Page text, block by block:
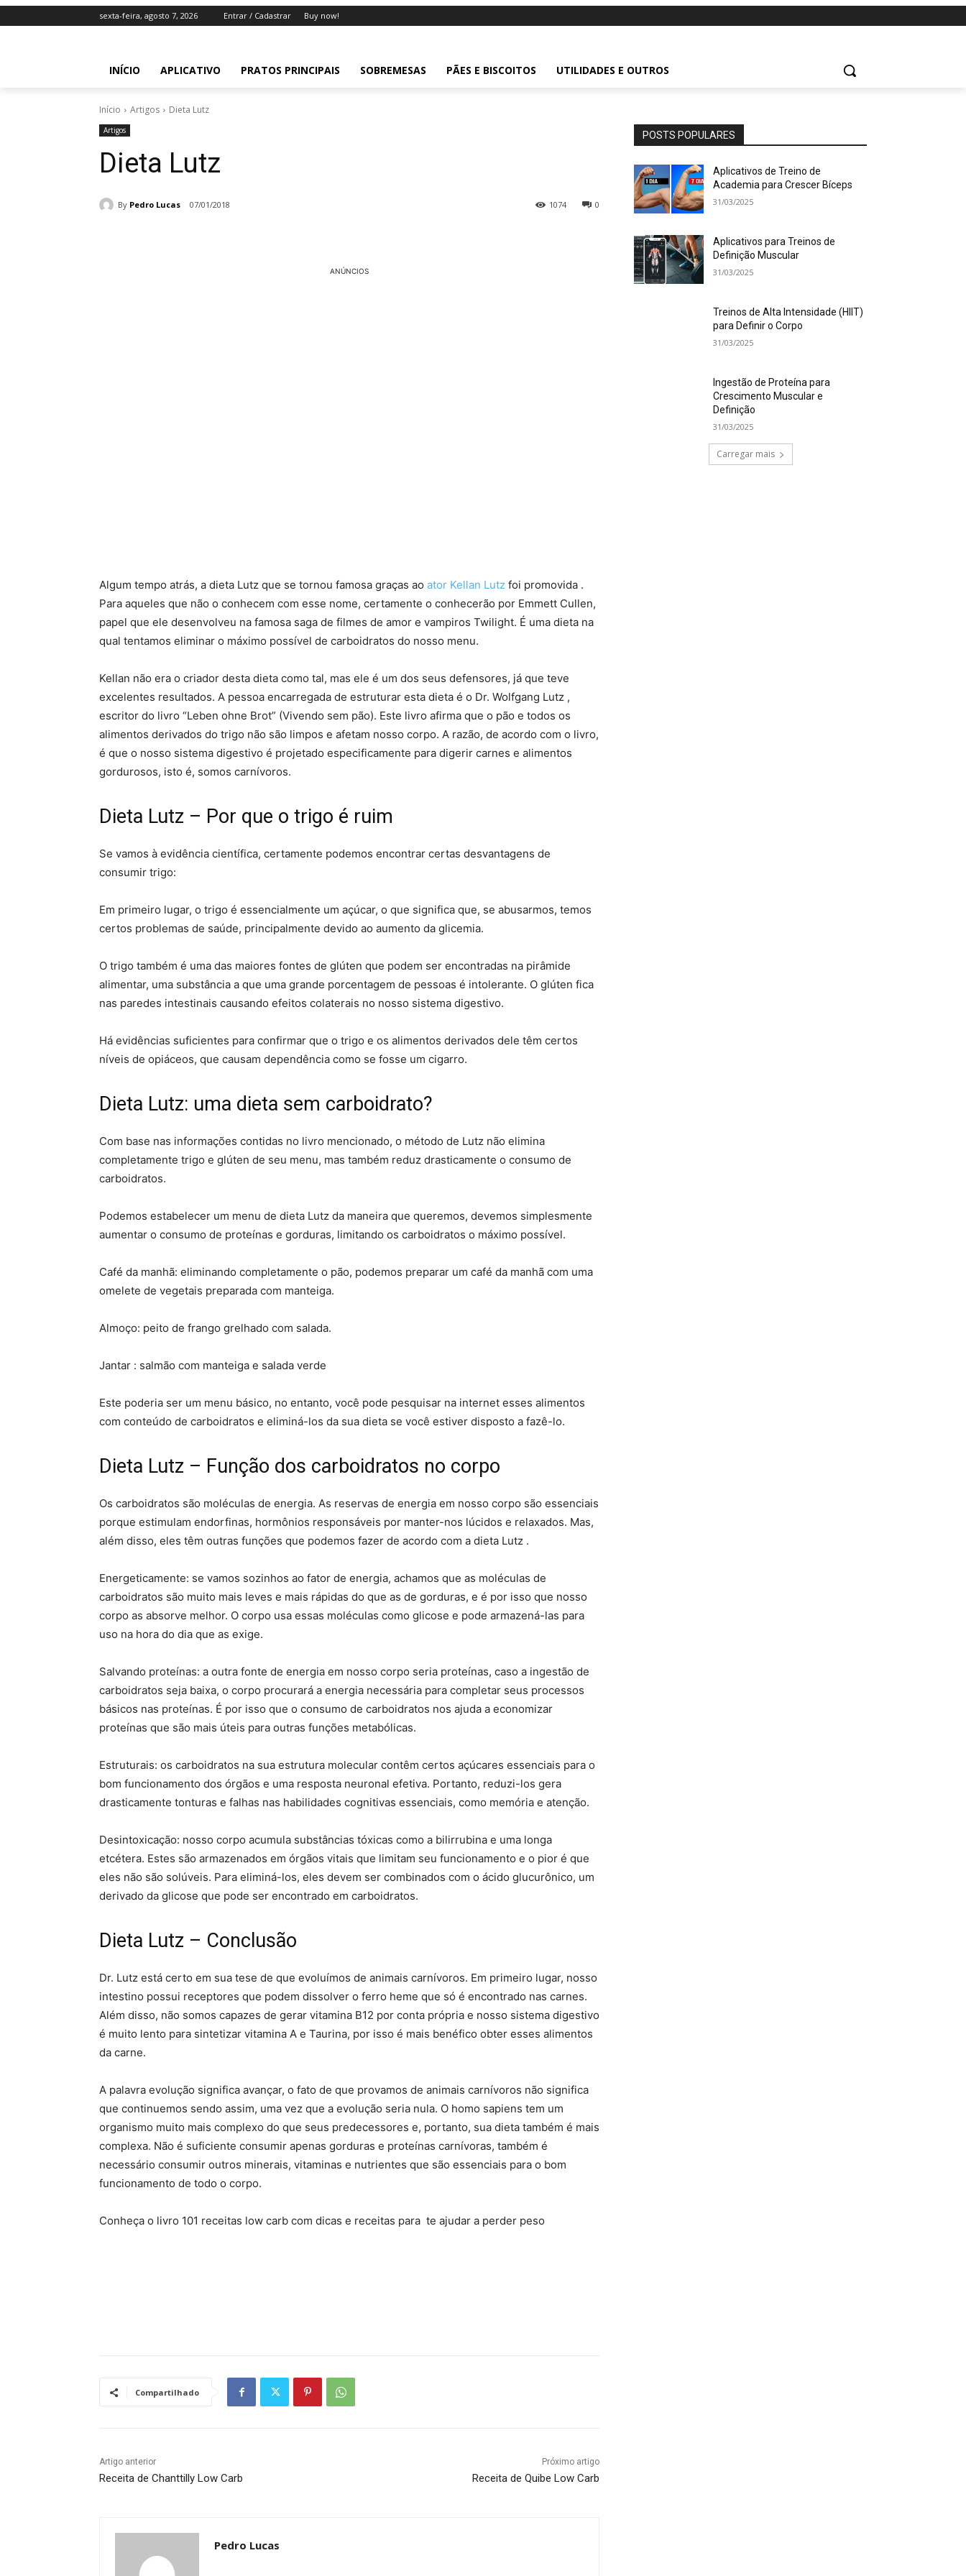
sexta-feira, agosto 7, 2026 Entrar / Cadastrar Buy now!
INÍCIO APLICATIVO PRATOS PRINCIPAIS SOBREMESAS PÃES E BISCOITOS UTILIDADES E OUTROS
Início Artigos Dieta Lutz
Artigos
Dieta Lutz
By Pedro Lucas 07/01/2018 0
1074
ANÚNCIOS
Algum tempo atrás, a dieta Lutz que se tornou famosa graças ao ator Kellan Lutz foi promovida .
Para aqueles que não o conhecem com esse nome, certamente o conhecerão por Emmett Cullen,
papel que ele desenvolveu na famosa saga de filmes de amor e vampiros Twilight. É uma dieta na
qual tentamos eliminar o máximo possível de carboidratos do nosso menu.
Kellan não era o criador desta dieta como tal, mas ele é um dos seus defensores, já que teve
excelentes resultados. A pessoa encarregada de estruturar esta dieta é o Dr. Wolfgang Lutz ,
escritor do livro “Leben ohne Brot” (Vivendo sem pão). Este livro afirma que o pão e todos os
alimentos derivados do trigo não são limpos e afetam nosso corpo. A razão, de acordo com o livro,
é que o nosso sistema digestivo é projetado especificamente para digerir carnes e alimentos
gordurosos, isto é, somos carnívoros.
Dieta Lutz – Por que o trigo é ruim
Se vamos à evidência científica, certamente podemos encontrar certas desvantagens de
consumir trigo:
Em primeiro lugar, o trigo é essencialmente um açúcar, o que significa que, se abusarmos, temos
certos problemas de saúde, principalmente devido ao aumento da glicemia.
O trigo também é uma das maiores fontes de glúten que podem ser encontradas na pirâmide
alimentar, uma substância a que uma grande porcentagem de pessoas é intolerante. O glúten fica
nas paredes intestinais causando efeitos colaterais no nosso sistema digestivo.
Há evidências suficientes para confirmar que o trigo e os alimentos derivados dele têm certos
níveis de opiáceos, que causam dependência como se fosse um cigarro.
Dieta Lutz: uma dieta sem carboidrato?
Com base nas informações contidas no livro mencionado, o método de Lutz não elimina
completamente trigo e glúten de seu menu, mas também reduz drasticamente o consumo de
carboidratos.
Podemos estabelecer um menu de dieta Lutz da maneira que queremos, devemos simplesmente
aumentar o consumo de proteínas e gorduras, limitando os carboidratos o máximo possível.
Café da manhã: eliminando completamente o pão, podemos preparar um café da manhã com uma
omelete de vegetais preparada com manteiga.
Almoço: peito de frango grelhado com salada.
Jantar : salmão com manteiga e salada verde
Este poderia ser um menu básico, no entanto, você pode pesquisar na internet esses alimentos
com conteúdo de carboidratos e eliminá-los da sua dieta se você estiver disposto a fazê-lo.
Dieta Lutz – Função dos carboidratos no corpo
Os carboidratos são moléculas de energia. As reservas de energia em nosso corpo são essenciais
porque estimulam endorfinas, hormônios responsáveis ​​por manter-nos lúcidos e relaxados. Mas,
além disso, eles têm outras funções que podemos fazer de acordo com a dieta Lutz .
Energeticamente: se vamos sozinhos ao fator de energia, achamos que as moléculas de
carboidratos são muito mais leves e mais rápidas do que as de gorduras, e é por isso que nosso
corpo as absorve melhor. O corpo usa essas moléculas como glicose e pode armazená-las para
uso na hora do dia que as exige.
Salvando proteínas: a outra fonte de energia em nosso corpo seria proteínas, caso a ingestão de
carboidratos seja baixa, o corpo procurará a energia necessária para completar seus processos
básicos nas proteínas. É por isso que o consumo de carboidratos nos ajuda a economizar
proteínas que são mais úteis para outras funções metabólicas.
Estruturais: os carboidratos na sua estrutura molecular contêm certos açúcares essenciais para o
bom funcionamento dos órgãos e uma resposta neuronal efetiva. Portanto, reduzi-los gera
drasticamente tonturas e falhas nas habilidades cognitivas essenciais, como memória e atenção.
Desintoxicação: nosso corpo acumula substâncias tóxicas como a bilirrubina e uma longa
etcétera. Estes são armazenados em órgãos vitais que limitam seu funcionamento e o pior é que
eles não são solúveis. Para eliminá-los, eles devem ser combinados com o ácido glucurônico, um
derivado da glicose que pode ser encontrado em carboidratos.
Dieta Lutz – Conclusão
Dr. Lutz está certo em sua tese de que evoluímos de animais carnívoros. Em primeiro lugar, nosso
intestino possui receptores que podem dissolver o ferro heme que só é encontrado nas carnes.
Além disso, não somos capazes de gerar vitamina B12 por conta própria e nosso sistema digestivo
é muito lento para sintetizar vitamina A e Taurina, por isso é mais benéfico obter esses alimentos
da carne.
A palavra evolução significa avançar, o fato de que provamos de animais carnívoros não significa
que continuemos sendo assim, uma vez que a evolução seria nula. O homo sapiens tem um
organismo muito mais complexo do que seus predecessores e, portanto, sua dieta também é mais
complexa. Não é suficiente consumir apenas gorduras e proteínas carnívoras, também é
necessário consumir outros minerais, vitaminas e nutrientes que são essenciais para o bom
funcionamento de todo o corpo.
Conheça o livro 101 receitas low carb com dicas e receitas para te ajudar a perder peso
Compartilhado
Artigo anterior
Receita de Chanttilly Low Carb
Próximo artigo
Receita de Quibe Low Carb
Pedro Lucas
POSTS POPULARES
Aplicativos de Treino de
Academia para Crescer Bíceps
31/03/2025
Aplicativos para Treinos de
Definição Muscular
31/03/2025
Treinos de Alta Intensidade (HIIT)
para Definir o Corpo
31/03/2025
Ingestão de Proteína para
Crescimento Muscular e
Definição
31/03/2025
Carregar mais